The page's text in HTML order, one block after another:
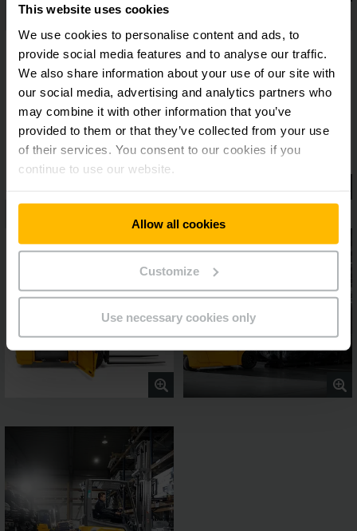
This website uses cookies
We use cookies to personalise content and ads, to
provide social media features and to analyse our traffic.
We also share information about your use of our site with
our social media, advertising and analytics partners who
may combine it with other information that you’ve
provided to them or that they’ve collected from your use
of their services. You consent to our cookies if you
continue to use our website.
Allow all cookies
Customize
Use necessary cookies only